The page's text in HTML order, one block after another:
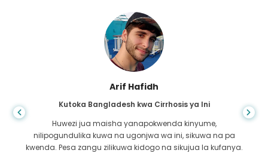
Arif Hafidh
Kutoka Bangladesh kwa Cirrhosis ya Ini
Huwezi jua maisha yanapokwenda kinyume,
nilipogundulika kuwa na ugonjwa wa ini, sikuwa na pa
kwenda. Pesa zangu zilikuwa kidogo na sikujua la kufanya.